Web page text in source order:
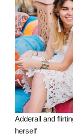
Adderall and
herself